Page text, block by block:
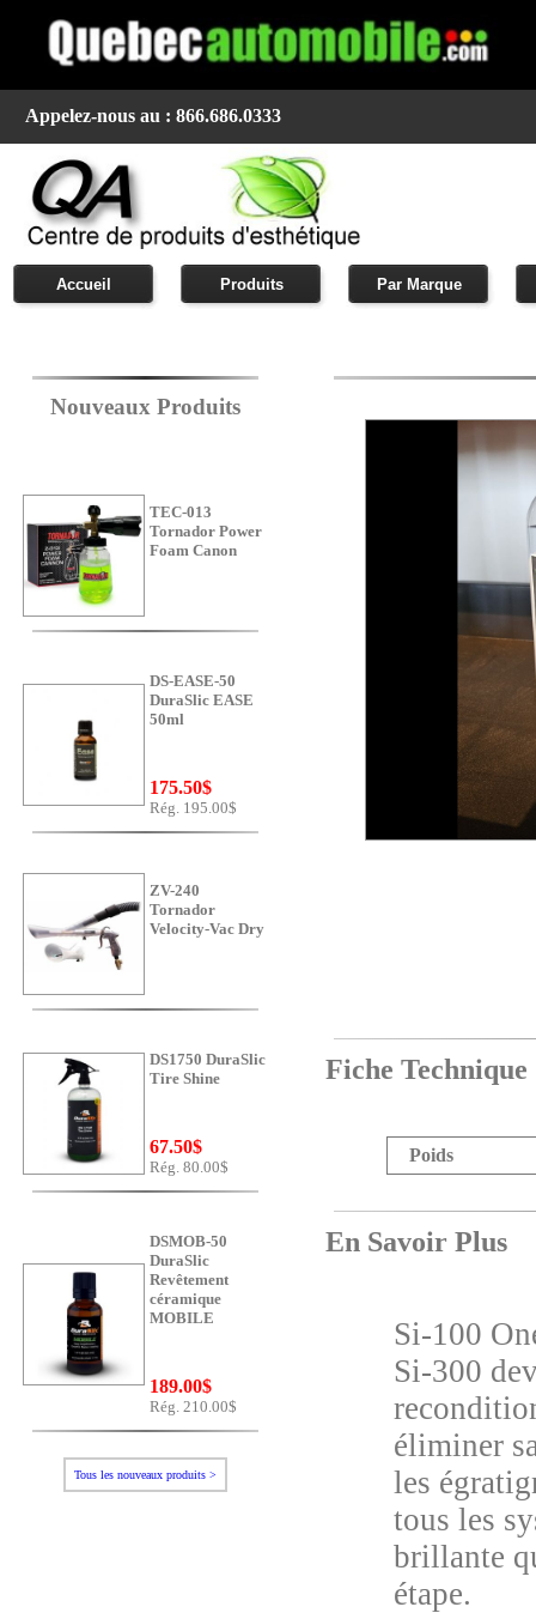
Appelez-nous au : 866.686.0333
Accueil Produits Par Marque
Nouveaux Produits
TEC-013
Tornador Power
Foam Canon
DS-EASE-50
DuraSlic EASE
50ml
175.50$
Rég. 195.00$
ZV-240
Tornador
Velocity-Vac Dry
DS1750 DuraSlic
Tire Shine
67.50$
Rég. 80.00$
DSMOB-50
DuraSlic
Revêtement
céramique
MOBILE
189.00$
Rég. 210.00$
Tous les nouveaux produits >
Fiche Technique
Poids
En Savoir Plus
Si-100
Si-300
éliminer
les
tous les
brillante
étape.